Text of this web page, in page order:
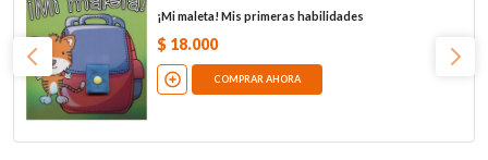
¡Mi maleta! Mis primeras habilidades
$ 18.000
COMPRAR AHORA